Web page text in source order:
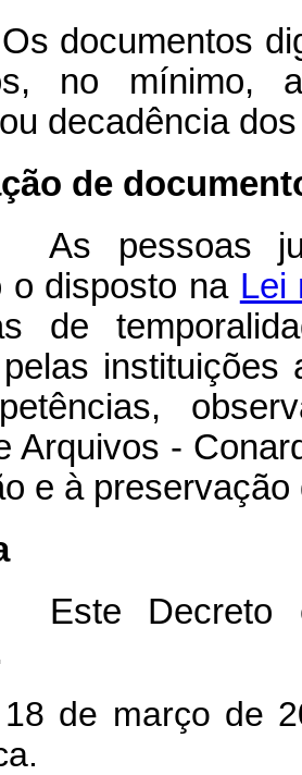
documentos
no
decadência
de
As pessoas
o disposto na Lei
de
Arquivos -
e à
Este Decreto
de março de